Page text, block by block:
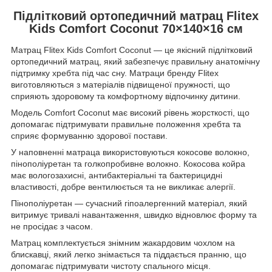
Підлітковий ортопедичний матрац Flitex
Kids Comfort Coconut 70×140×16 см
Матрац Flitex Kids Comfort Coconut — це якісний підлітковий
ортопедичний матрац, який забезпечує правильну анатомічну
підтримку хребта під час сну. Матраци бренду Flitex
виготовляються з матеріалів підвищеної пружності, що
сприяють здоровому та комфортному відпочинку дитини.
Модель Comfort Coconut має високий рівень жорсткості, що
допомагає підтримувати правильне положення хребта та
сприяє формуванню здорової постави.
У наповненні матраца використовуються кокосове волокно,
пінополіуретан та голкопробивне волокно. Кокосова койра
має вологозахисні, антибактеріальні та бактерицидні
властивості, добре вентилюється та не викликає алергії.
Пінополіуретан — сучасний гіпоалергенний матеріал, який
витримує тривалі навантаження, швидко відновлює форму та
не просідає з часом.
Матрац комплектується знімним жакардовим чохлом на
блискавці, який легко знімається та піддається пранню, що
допомагає підтримувати чистоту спального місця.